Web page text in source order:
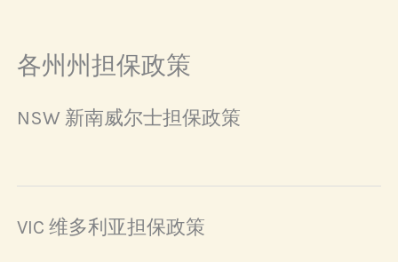
各州州担保政策
NSW 新南威尔士担保政策
VIC 维多利亚担保政策